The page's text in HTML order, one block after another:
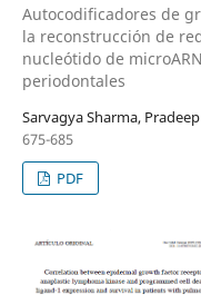
Autocodificadores de
la reconstrucción de
nucleótido de
periodontales
Sarvagya Sharma,
675-685
PDF